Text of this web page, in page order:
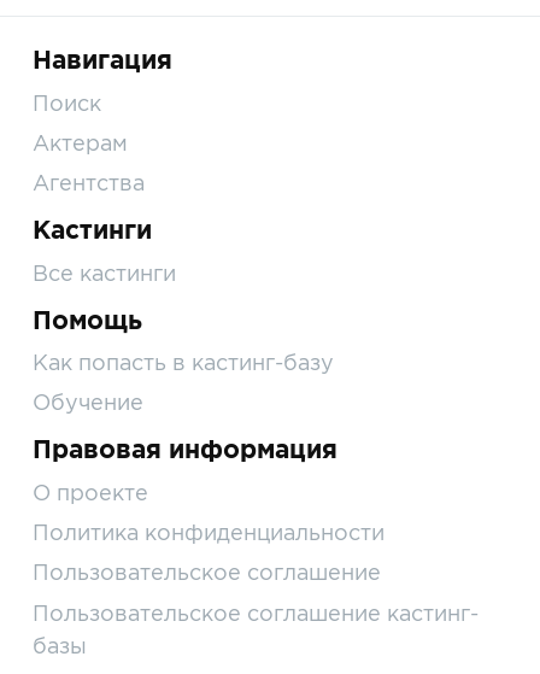
Навигация
Поиск
Актерам
Агентства
Кастинги
Все кастинги
Помощь
Как попасть в кастинг-базу
Обучение
Правовая информация
О проекте
Политика конфиденциальности
Пользовательское соглашение
Пользовательское соглашение кастинг-
базы